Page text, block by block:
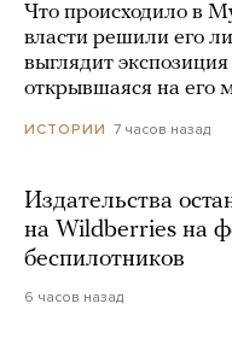
Что происходило в
власти решили его
выглядит
открывшаяся на его
ИСТОРИИ 7 часов назад
Издательства
на Wildberries на
беспилотников
6 часов назад